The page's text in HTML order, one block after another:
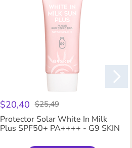
$20,40 $25,49
Protector Solar White In Milk
Plus SPF50+ PA++++ - G9 SKIN